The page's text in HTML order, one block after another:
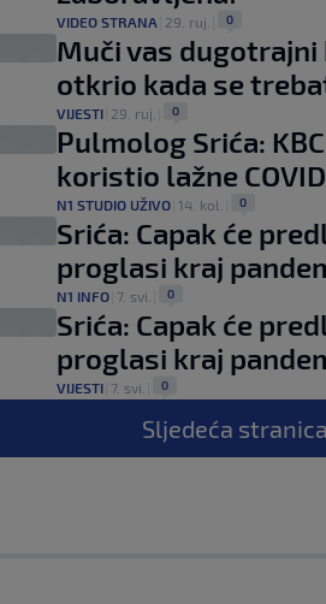
VIDEO STRANA 29. ruj. 0
Muči vas
otkrio kada se
VIJESTI 29. ruj. 0
Pulmolog Srića:
koristio lažne
N1 STUDIO UŽIVO 14. kol. 0
Srića: Capak će
proglasi kraj
N1 INFO 7. svi. 0
Srića: Capak će
proglasi kraj
VIJESTI 7. svi. 0
Sljedeća stranica